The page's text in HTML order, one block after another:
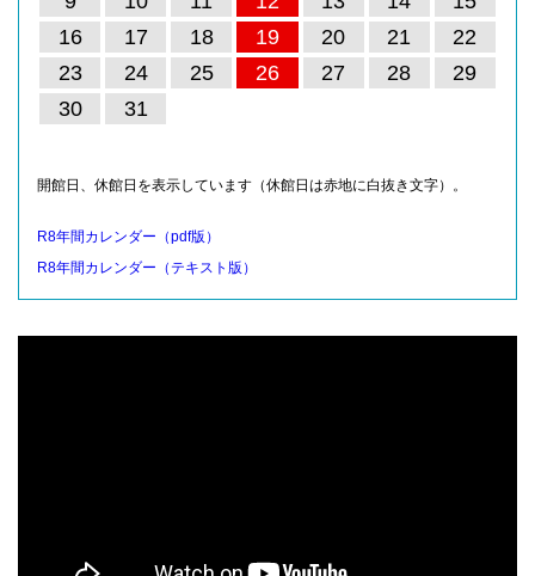
16
17 18 19 20 21
22
23
24 25 26 27 28
29
30
31
開館日、休館日を表示しています（休館日は赤地に白抜き文字）。
R8年間カレンダー（pdf版）
R8年間カレンダー（テキスト版）